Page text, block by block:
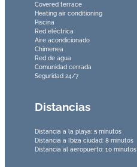
Covered terrace
Heating air conditioning
Piscina
Red eléctrica
Aire acondicionado
Chimenea
Red de agua
Comunidad cerrada
Seguridad 24/7
Distancias
Distancia a la playa: 5 minutos
Distancia a Ibiza ciudad: 8 minutos
Distancia al aeropuerto: 10 minutos